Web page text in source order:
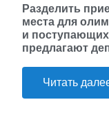
Разделить
места для
и
предлагают
Читать